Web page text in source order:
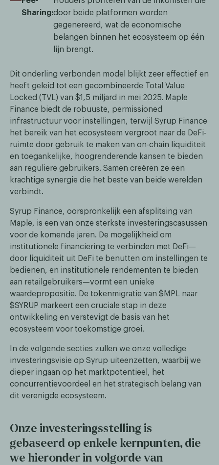
Sharing:door beide platformen worden
gegenereerd, wat de economische
belangen binnen het ecosysteem op één
lijn brengt.
Dit onderling verbonden model blijkt zeer effectief en
heeft geleid tot een gecombineerde Total Value
Locked (TVL) van $1,5 miljard in mei 2025. Maple
Finance biedt de robuuste, permissioned
infrastructuur voor instellingen, terwijl Syrup Finance
het bereik van het ecosysteem vergroot naar de DeFi-
ruimte door gebruik te maken van on-chain liquiditeit
en toegankelijke, hoogrenderende kansen te bieden
aan reguliere gebruikers. Samen creëren ze een
krachtige synergie die het beste van beide werelden
verbindt.
Syrup Finance, oorspronkelijk een afsplitsing van
Maple, is een van onze sterkste investeringscasussen
voor de komende jaren. De mogelijkheid om
institutionele financiering te verbinden met DeFi—
door liquiditeit uit DeFi te benutten om instellingen te
bedienen, en institutionele rendementen te bieden
aan retailgebruikers—vormt een unieke
waardepropositie. De tokenmigratie van $MPL naar
$SYRUP markeert een cruciale stap in deze
ontwikkeling en verstevigt de basis van het
ecosysteem voor toekomstige groei.
In de volgende secties zullen we onze volledige
investeringsvisie op Syrup uiteenzetten, waarbij we
dieper ingaan op het marktpotentieel, het
concurrentievoordeel en het strategisch belang van
dit verenigde ecosysteem.
Onze investeringsstelling is
gebaseerd op enkele kernpunten, die
we hieronder in volgorde van